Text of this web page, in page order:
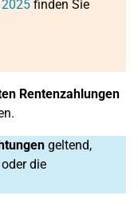
finden Sie
Rentenzahlungen
geltend,
die